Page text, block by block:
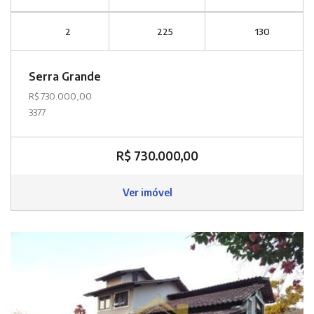
2 225 130
Serra Grande
R$ 730.000,00
3377
R$ 730.000,00
Ver imóvel